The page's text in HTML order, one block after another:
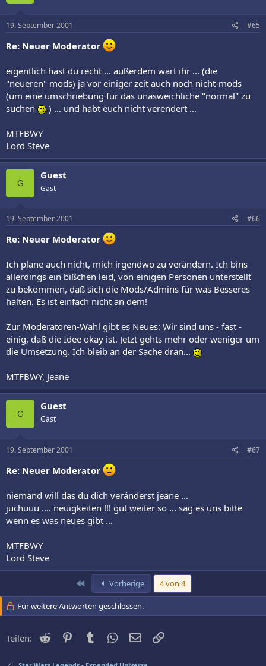
19. September 2001 #65
Re: Neuer Moderator
eigentlich hast du recht ... außerdem wart ihr ... (die
"neueren" mods) ja vor einiger zeit auch noch nicht-mods
(um eine umschriebung für das unasweichliche "normal" zu
suchen
) ... und habt euch nicht verendert ...
MTFBWY
Lord Steve
G
Guest
Gast
19. September 2001 #66
Re: Neuer Moderator
Ich plane auch nicht, mich irgendwo zu verändern. Ich bins
allerdings ein bißchen leid, von einigen Personen unterstellt
zu bekommen, daß sich die Mods/Admins für was Besseres
halten. Es ist einfach nicht an dem!
Zur Moderatoren-Wahl gibt es Neues: Wir sind uns - fast -
einig, daß die Idee okay ist. Jetzt gehts mehr oder weniger um
die Umsetzung. Ich bleib an der Sache dran...
MTFBWY, Jeane
G
Guest
Gast
19. September 2001 #67
Re: Neuer Moderator
niemand will das du dich veränderst jeane ...
juchuuu .... neuigkeiten !!! gut weiter so ... sag es uns bitte
wenn es was neues gibt ...
MTFBWY
Lord Steve
Erste Vorherige 4 von 4
Für weitere Antworten geschlossen.
Teilen: Reddit PinterestTumblr WhatsApp
E-Mail